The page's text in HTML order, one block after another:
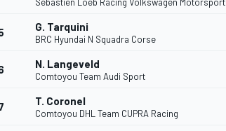
G. Tarquini
BRC Hyundai N Squadra Corse
N. Langeveld
Comtoyou Team Audi Sport
T. Coronel
Comtoyou DHL Team CUPRA Racing